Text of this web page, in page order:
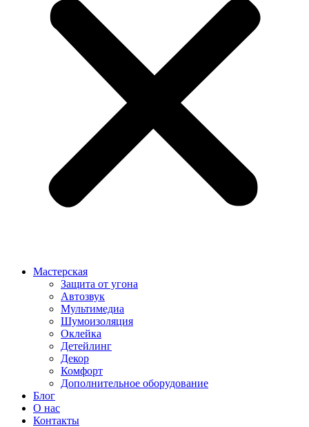
Мастерская
Защита от угона
Автозвук
Мультимедиа
Шумоизоляция
Оклейка
Детейлинг
Декор
Комфорт
Дополнительное оборудование
Блог
О нас
Контакты